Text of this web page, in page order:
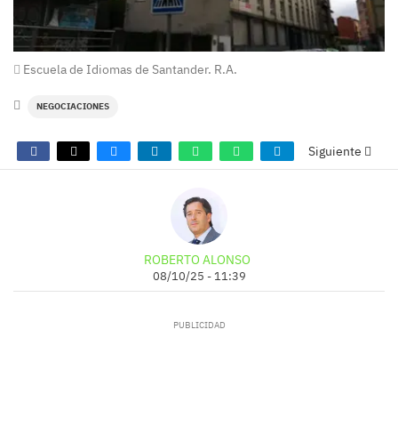
Escuela de Idiomas de Santander. R.A.
NEGOCIACIONES
Siguiente
ROBERTO ALONSO
08/10/25 - 11:39